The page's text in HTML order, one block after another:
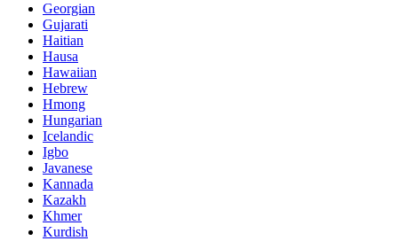
Georgian
Gujarati
Haitian
Hausa
Hawaiian
Hebrew
Hmong
Hungarian
Icelandic
Igbo
Javanese
Kannada
Kazakh
Khmer
Kurdish